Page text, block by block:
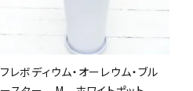
フレボディウム・オーレウム・ブル